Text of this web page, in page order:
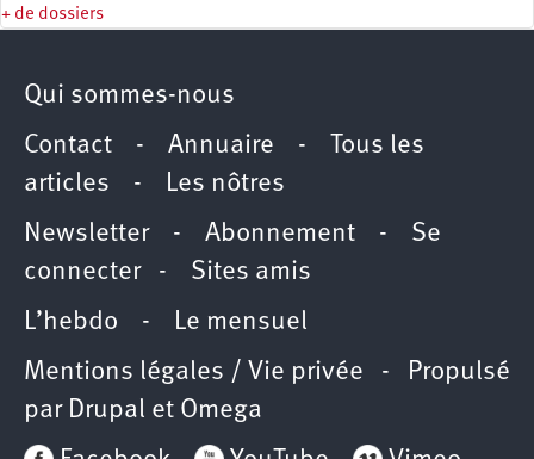
+ de dossiers
Qui sommes-nous
Contact - Annuaire - Tous les
articles -
Les nôtres
Newsletter- Abonnement - Se
connecter- Sites amis
L’hebdo -
Le mensuel
Mentions légales / Vie privée - Propulsé
par Drupal et Omega